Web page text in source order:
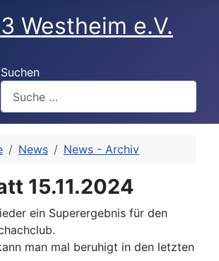
Westheim e.V.
Suchen
News News - Archiv
15.11.2024
ein Superergebnis für den
man mal beruhigt in den letzten